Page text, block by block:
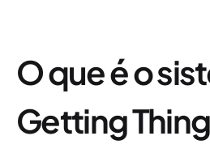
O que é o
Getting